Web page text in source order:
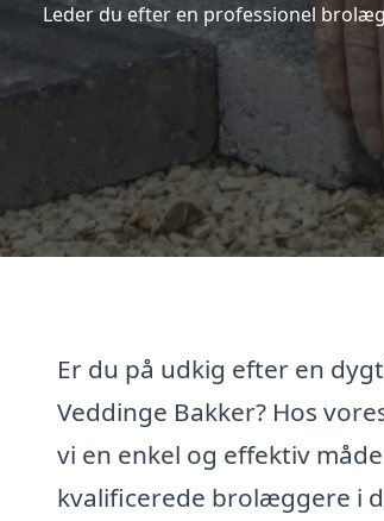
Leder du efter en professionel
Er du på udkig efter en
Veddinge Bakker? Hos
vi en enkel og effektiv
kvalificerede brolæggere i